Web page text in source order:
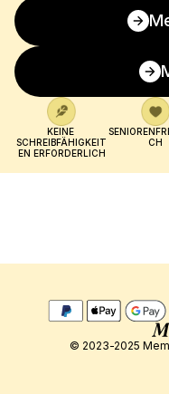
KEINE
SCHREIBFÄHIGKEIT
EN ERFORDERLICH
CH
© 2023-2025